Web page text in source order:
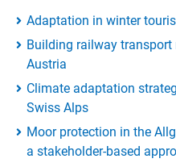
Adaptation in winter
Building railway transport
Austria
Climate adaptation
Swiss Alps
Moor protection in the
a stakeholder-based